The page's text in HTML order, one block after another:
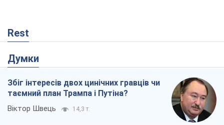
Rest
Думки
Збіг інтересів двох цинічних гравців чи
таємний план Трампа і Путіна?
Віктор Швець 14,3 т.